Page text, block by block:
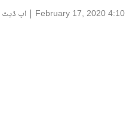
February 17, 2020 4:10
| اپ ڈیٹ